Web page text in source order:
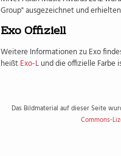
Group" ausgezeichnet und
Exo Offiziell
Weitere Informationen zu Exo
heißtExo-Lund die offizielle Farbe
Das Bildmaterial auf dieser Seite
Commons-